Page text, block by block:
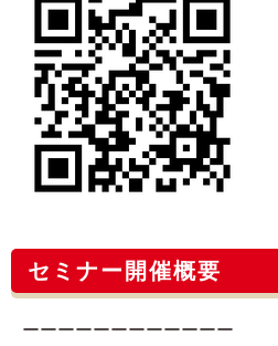
セミナー開催概要
ーーーーーーーーーーーー